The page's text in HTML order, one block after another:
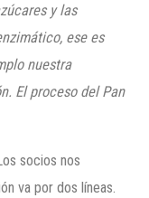
y las
ese es
nuestra
El proceso del Pan
socios nos
va por dos líneas.